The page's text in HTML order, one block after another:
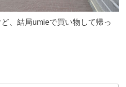
、結局umieで買い物して帰っ